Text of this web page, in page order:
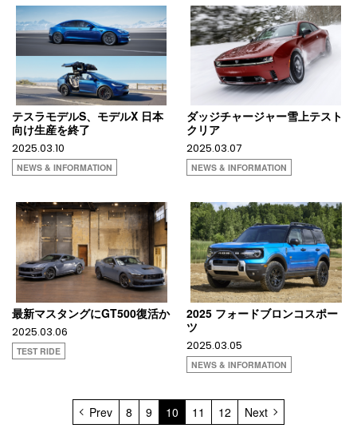
テスラモデルS、モデルX 日本
向け生産を終了
2025.03.10
NEWS & INFORMATION
ダッジチャージャー雪上テスト
クリア
2025.03.07
NEWS & INFORMATION
最新マスタングにGT500復活か
2025.03.06
TEST RIDE
2025 フォードブロンコスポー
ツ
2025.03.05
NEWS & INFORMATION
Prev 8 9 10 11 12 Next